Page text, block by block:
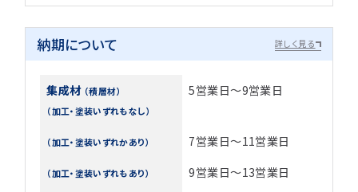
納期について 詳しく見る
集成材 （積層材）
（加工・塗装いずれもなし）
5営業日～9営業日
（加工・塗装いずれかあり） 7営業日～11営業日
（加工・塗装いずれもあり） 9営業日～13営業日